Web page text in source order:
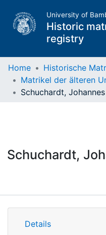
University of
Historic
registry
Matrikel
Home
Historische
Schuchardt,
Details